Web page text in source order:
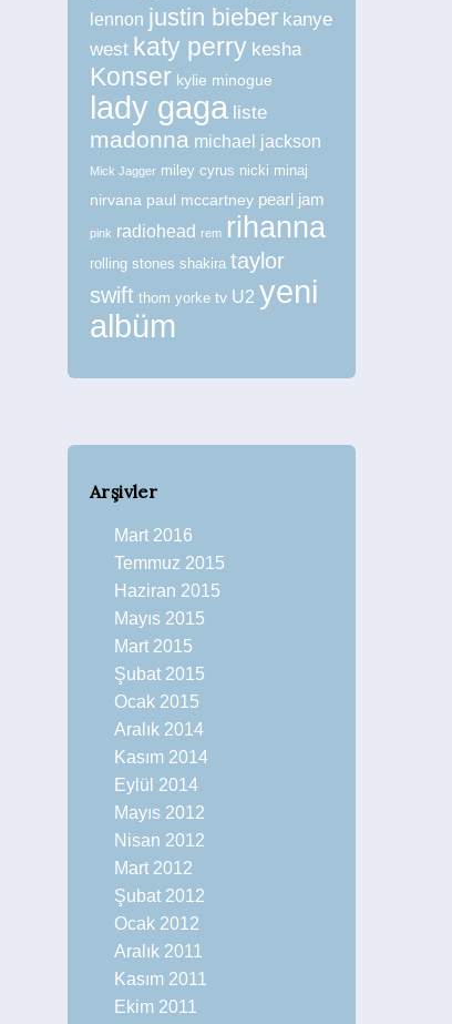
lennon justin bieber kanye
west katy perry kesha
Konser kylie minogue
lady gaga liste
madonna michael jackson
Mick Jagger miley cyrus nicki minaj
nirvana paul mccartney pearl jam
pink radiohead rem rihanna
rolling stones shakira taylor
swift thom yorke tv U2 yeni
albüm
Arşivler
Mart 2016
Temmuz 2015
Haziran 2015
Mayıs 2015
Mart 2015
Şubat 2015
Ocak 2015
Aralık 2014
Kasım 2014
Eylül 2014
Mayıs 2012
Nisan 2012
Mart 2012
Şubat 2012
Ocak 2012
Aralık 2011
Kasım 2011
Ekim 2011